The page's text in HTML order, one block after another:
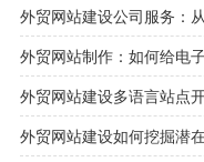
外贸网站建设公司服务：
外贸网站制作：如何给电
外贸网站建设多语言站点
外贸网站建设如何挖掘潜